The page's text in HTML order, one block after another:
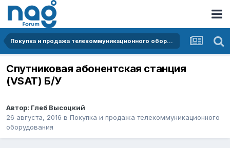
Покупка и продажа телекоммуникационного оборудования
Спутниковая абонентская станция
(VSAT) Б/У
Автор: Глеб Высоцкий
26 августа, 2016 в Покупка и продажа телекоммуникационного
оборудования